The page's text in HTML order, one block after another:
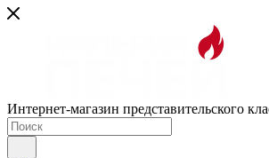
Интернет-магазин представительского